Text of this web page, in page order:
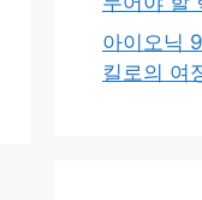
아이오닉
킬로의 여